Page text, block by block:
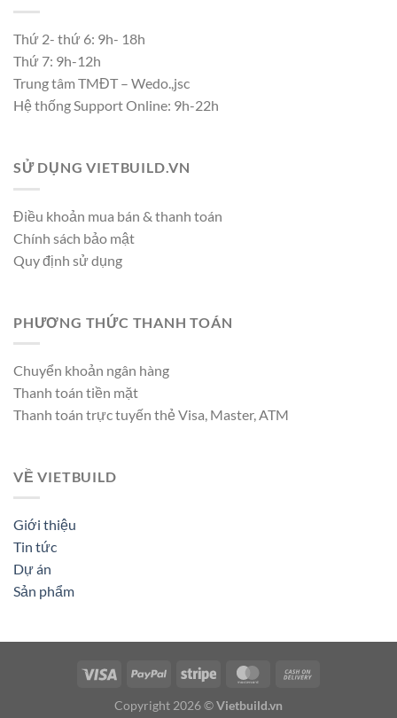
Thứ 2- thứ 6: 9h- 18h
Thứ 7: 9h-12h
Trung tâm TMĐT – Wedo.,jsc
Hệ thống Support Online: 9h-22h
SỬ DỤNG VIETBUILD.VN
Điều khoản mua bán & thanh toán
Chính sách bảo mật
Quy định sử dụng
PHƯƠNG THỨC THANH TOÁN
Chuyển khoản ngân hàng
Thanh toán tiền mặt
Thanh toán trực tuyến thẻ Visa, Master, ATM
VỀ VIETBUILD
Giới thiệu
Tin tức
Dự án
Sản phẩm
Copyright 2026 ©Vietbuild.vn